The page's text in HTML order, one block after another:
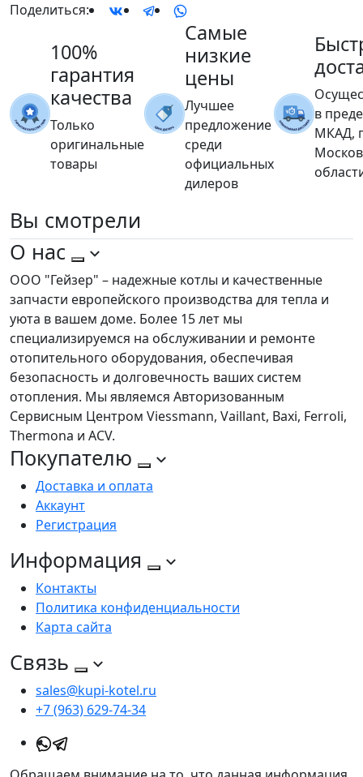
Поделиться:
100%
гарантия
качества
Только
оригинальные
товары
Самые
низкие
цены
Лучшее
предложение
среди
официальных
дилеров
в
МКАД,
Вы смотрели
О нас
ООО "Гейзер" – надежные котлы и качественные
запчасти европейского производства для тепла и
уюта в вашем доме. Более 15 лет мы
специализируемся на обслуживании и ремонте
отопительного оборудования, обеспечивая
безопасность и долговечность ваших систем
отопления. Мы являемся Авторизованным
Сервисным Центром Viessmann, Vaillant, Baxi, Ferroli,
Thermona и ACV.
Покупателю
Доставка и оплата
Аккаунт
Регистрация
Информация
Контакты
Политика конфиденциальности
Карта сайта
Связь
sales@kupi-kotel.ru
+7 (963) 629-74-34